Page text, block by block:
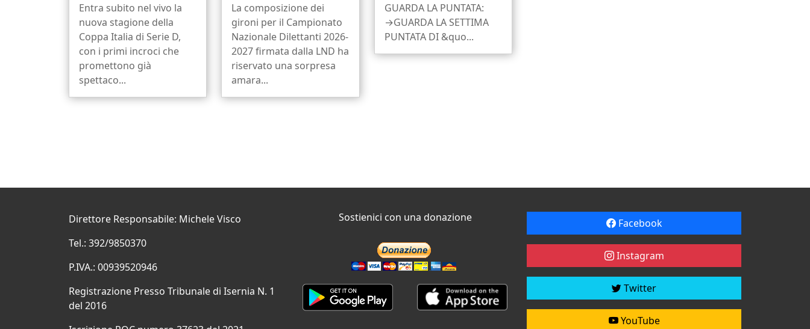
Entra subito nel vivo la
nuova stagione della
Coppa Italia di Serie D,
con i primi incroci che
promettono già
spettaco...
La composizione dei
gironi per il Campionato
Nazionale Dilettanti 2026-
2027 firmata dalla LND ha
riservato una sorpresa
amara...
GUARDA LA PUNTATA:
→GUARDA LA SETTIMA
PUNTATA DI &quo...
Direttore Responsabile: Michele Visco
Tel.: 392/9850370
P.IVA.: 00939520946
Registrazione Presso Tribunale di Isernia N. 1
del 2016
Sostienici con una donazione Facebook
Instagram
Twitter
YouTube